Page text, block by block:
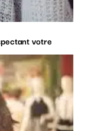
votre